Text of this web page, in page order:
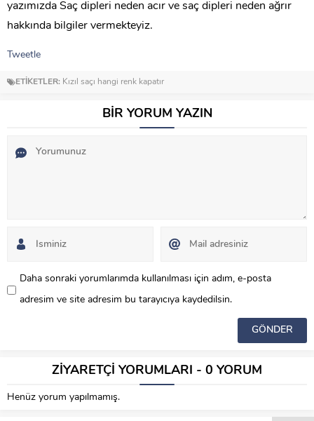
yazımızda Saç dipleri neden acır ve saç dipleri neden ağrır
hakkında bilgiler vermekteyiz.
Tweetle
ETİKETLER: Kızıl saçı hangi renk kapatır
BİR YORUM YAZIN
Daha sonraki yorumlarımda kullanılması için adım, e-posta
adresim ve site adresim bu tarayıcıya kaydedilsin.
ZİYARETÇİ YORUMLARI - 0 YORUM
Henüz yorum yapılmamış.